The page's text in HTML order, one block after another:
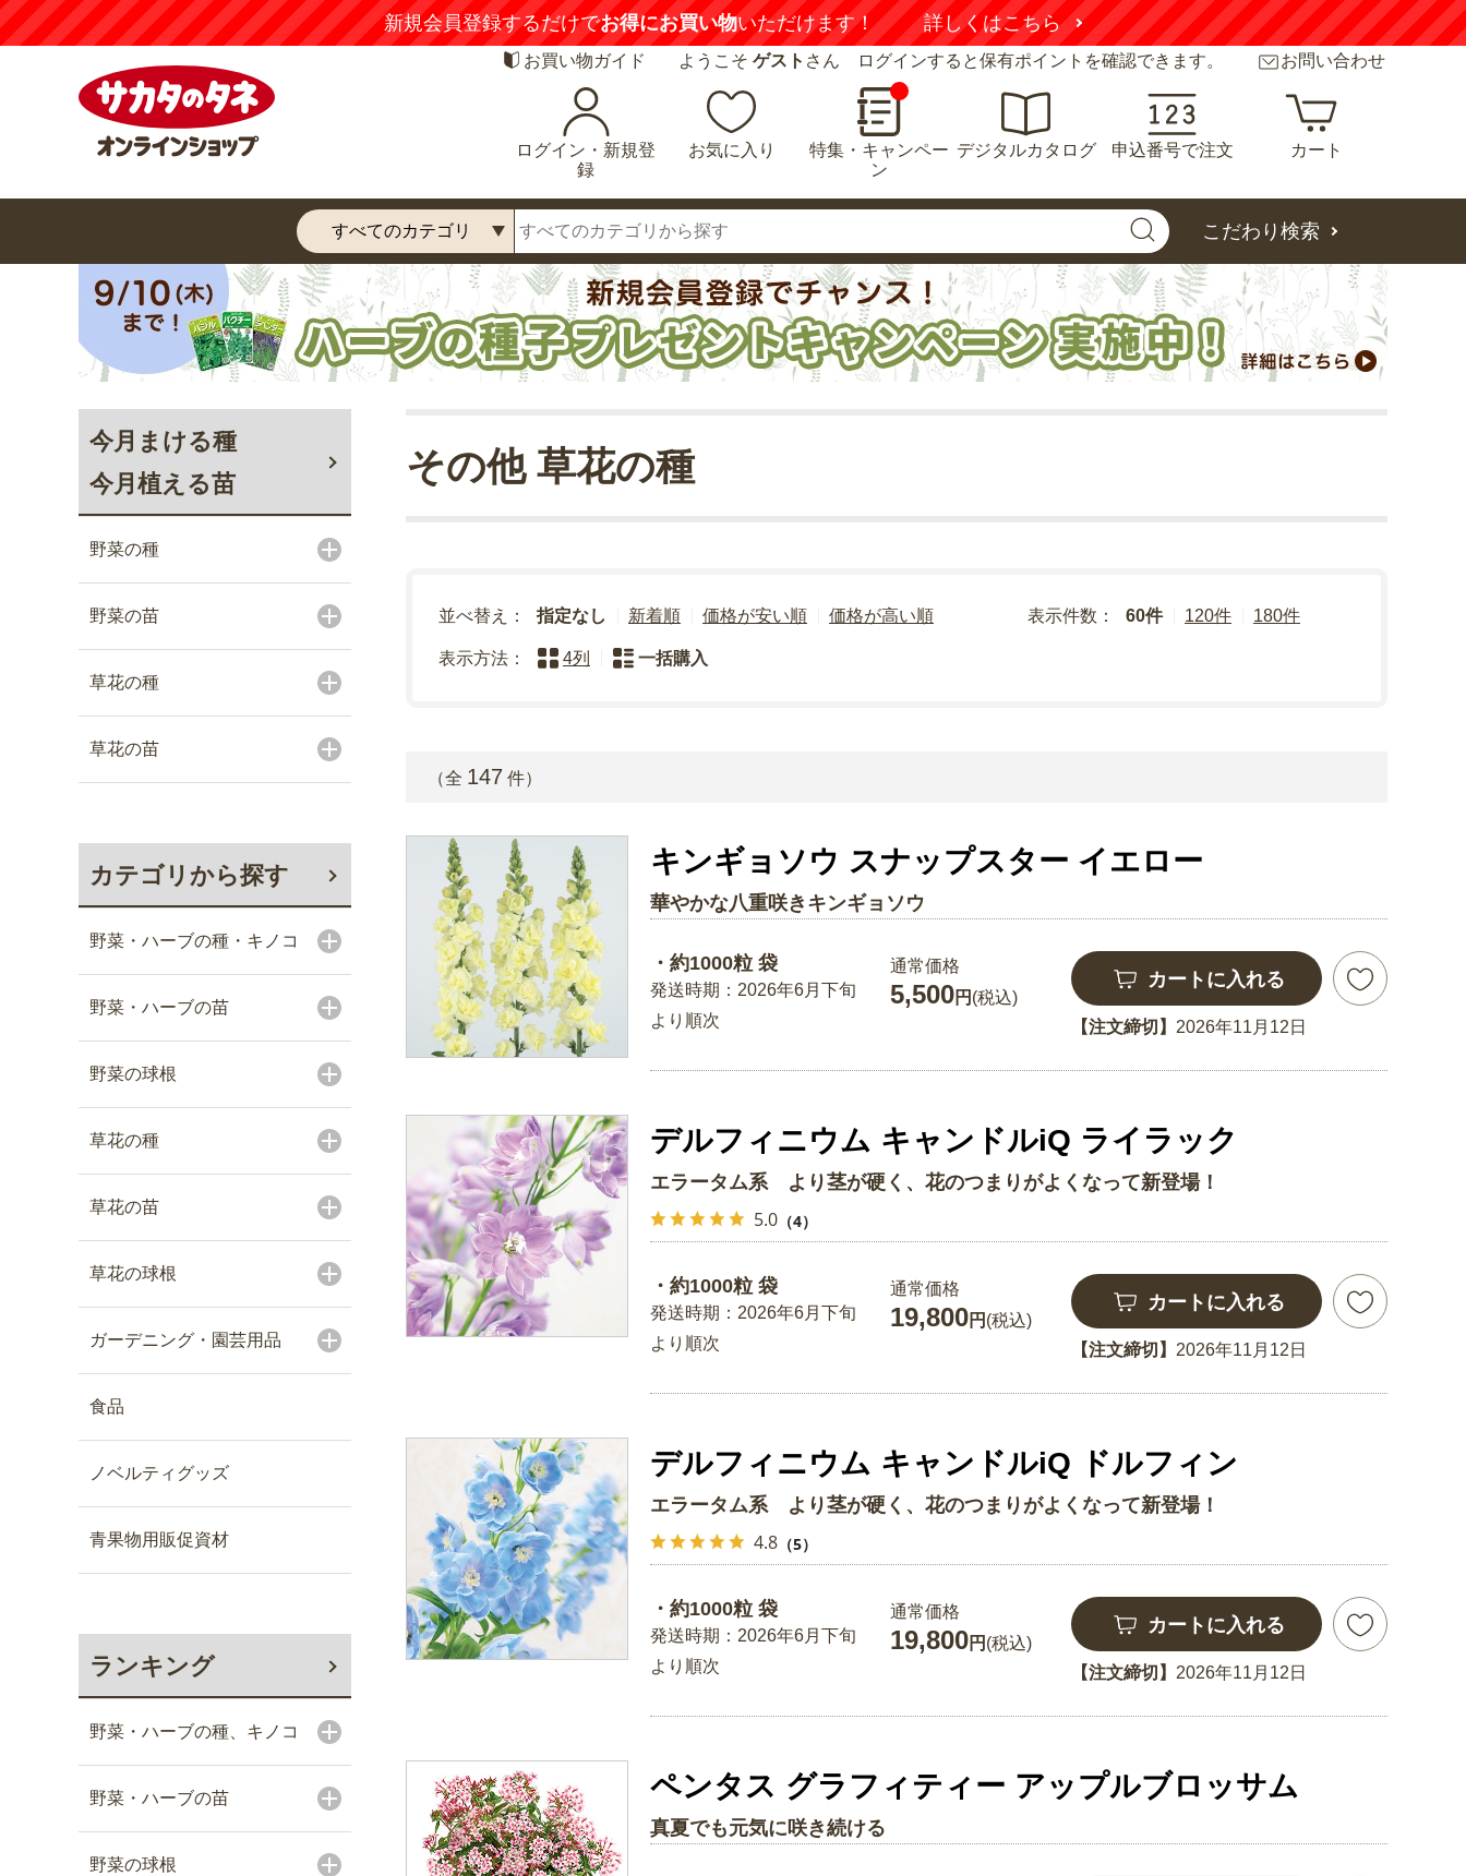
新規会員登録するだけでお得にお買い物いただけます！ 詳しくはこちら
お買い物ガイド ようこそ ゲスト さん ログインすると保有ポイントを確認できます。 お問い合わせ
ログイン・新規登
録
お気に入り
特集・キャンペー
ン
デジタルカタログ 申込番号で注文 カート
こだわり検索
今月まける種
今月植える苗
野菜の種
野菜の苗
草花の種
草花の苗
カテゴリから探す
野菜・ハーブの種・キノコ
野菜・ハーブの苗
野菜の球根
草花の種
草花の苗
草花の球根
ガーデニング・園芸用品
食品
ノベルティグッズ
青果物用販促資材
ランキング
野菜・ハーブの種、キノコ
野菜・ハーブの苗
野菜の球根
その他 草花の種
並べ替え： 指定なし 新着順 価格が安い順 価格が高い順 表示件数： 60件 120件 180件
表示方法： 4列 一括購入
（全 147 件）
キンギョソウ スナップスター イエロー
華やかな八重咲きキンギョソウ
・約1000粒 袋
発送時期：2026年6月下旬
より順次
通常価格
5,500円 (税込)
カートに入れる
【注文締切】 2026年11月12日
デルフィニウム キャンドルiQ ライラック
エラータム系 より茎が硬く、花のつまりがよくなって新登場！
5.0 （4）
・約1000粒 袋
発送時期：2026年6月下旬
より順次
通常価格
19,800円 (税込)
カートに入れる
【注文締切】 2026年11月12日
デルフィニウム キャンドルiQ ドルフィン
エラータム系 より茎が硬く、花のつまりがよくなって新登場！
4.8 （5）
・約1000粒 袋
発送時期：2026年6月下旬
より順次
通常価格
19,800円 (税込)
カートに入れる
【注文締切】 2026年11月12日
ペンタス グラフィティー アップルブロッサム
真夏でも元気に咲き続ける